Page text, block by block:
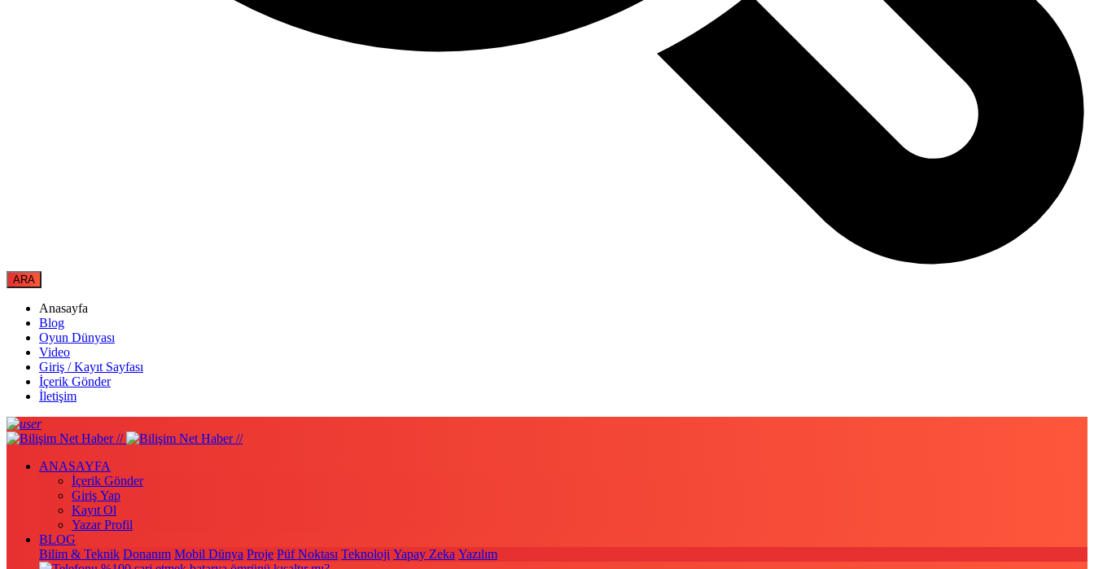
Anasayfa
Blog
Oyun Dünyası
Video
Giriş / Kayıt Sayfası
İçerik Gönder
İletişim
ANASAYFA
İçerik Gönder
Giriş Yap
Kayıt Ol
Yazar Profil
BLOG
Bilim & Teknik Donanım Mobil Dünya Proje Püf Noktası Teknoloji Yapay Zeka Yazılım